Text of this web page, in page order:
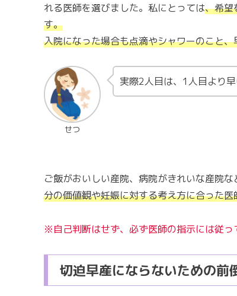
れる医師を選びました。私にとっては、希望
す。
入院になった場合も点滴やシャワーのこと
せつ
実際2人目は、1人目より
ご飯がおいしい産院、病院がきれいな産院な
分の価値観や妊娠に対する考え方に合った
※自己判断はせず、必ず医師の指示には従っ
切迫早産にならないための前